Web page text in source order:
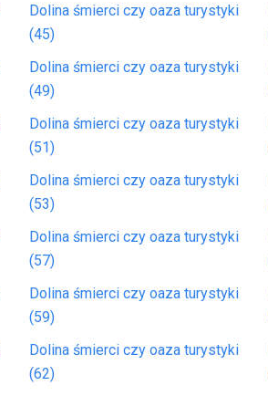
Dolina śmierci czy oaza turystyki
(45)
Dolina śmierci czy oaza turystyki
(49)
Dolina śmierci czy oaza turystyki
(51)
Dolina śmierci czy oaza turystyki
(53)
Dolina śmierci czy oaza turystyki
(57)
Dolina śmierci czy oaza turystyki
(59)
Dolina śmierci czy oaza turystyki
(62)